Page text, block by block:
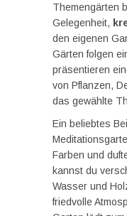
Themengärten
Gelegenheit,
den eigenen
Gärten folgen
präsentieren
von Pflanzen,
das gewählte
Ein beliebtes
Farben und
kannst du
Wasser und
friedvolle